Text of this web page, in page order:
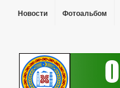
Новости Фотоальбом